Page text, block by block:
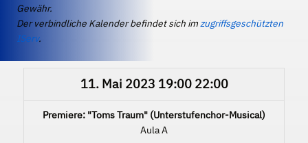
Gewähr.
Der verbindliche Kalender befindet sich imzugriffsgeschützten
IServ.
11. Mai 2023 19:00 22:00
Premiere: "Toms Traum" (Unterstufenchor-Musical)
Aula A